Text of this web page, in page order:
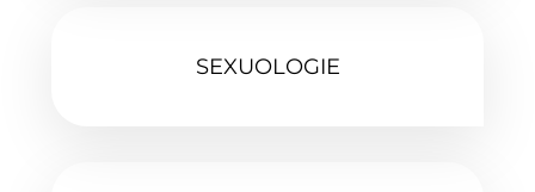
SEXUOLOGIE‎